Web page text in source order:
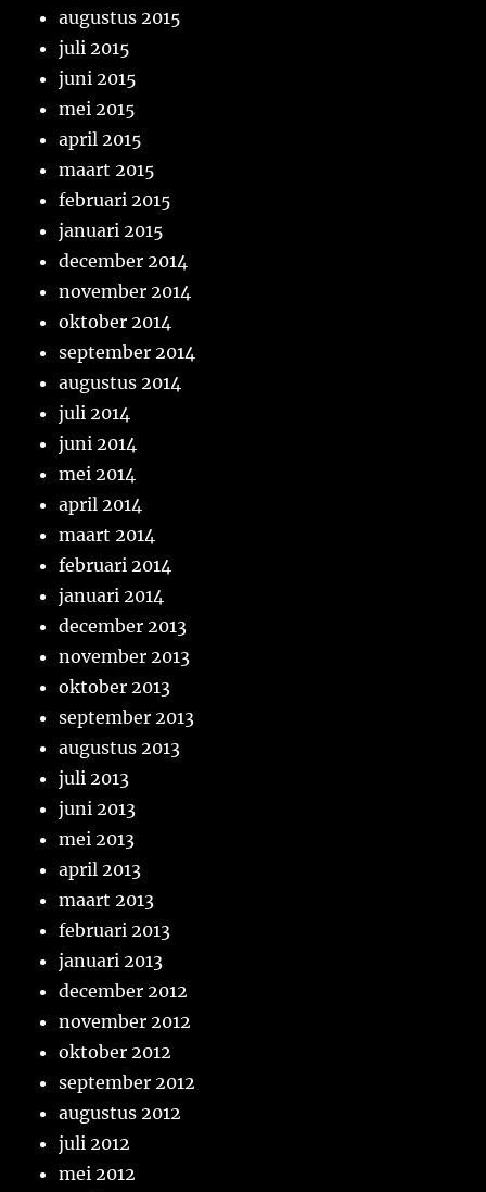
augustus 2015
juli 2015
juni 2015
mei 2015
april 2015
maart 2015
februari 2015
januari 2015
december 2014
november 2014
oktober 2014
september 2014
augustus 2014
juli 2014
juni 2014
mei 2014
april 2014
maart 2014
februari 2014
januari 2014
december 2013
november 2013
oktober 2013
september 2013
augustus 2013
juli 2013
juni 2013
mei 2013
april 2013
maart 2013
februari 2013
januari 2013
december 2012
november 2012
oktober 2012
september 2012
augustus 2012
juli 2012
mei 2012